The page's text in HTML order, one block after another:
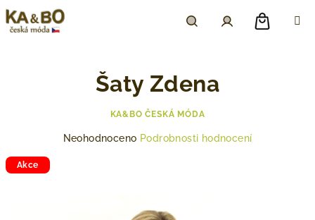
na
obsah
Šaty Zdena
KA&BO ČESKÁ MÓDA
produktu
Neohodnoceno Podrobnosti hodnocení
Akce